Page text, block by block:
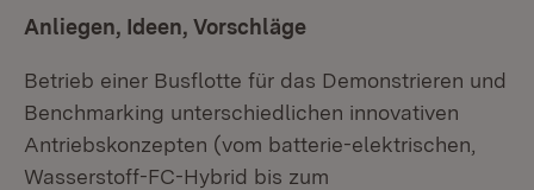
Anliegen, Ideen, Vorschläge
Betrieb einer Busflotte für das Demonstrieren und
Benchmarking unterschiedlichen innovativen
Antriebskonzepten (vom batterie-elektrischen,
Wasserstoff-FC-Hybrid bis zum